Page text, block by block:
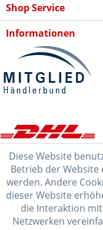
Shop Service
Informationen
Diese Website
Betrieb der
werden. Andere
dieser Website
die Interaktion
Netzwerken